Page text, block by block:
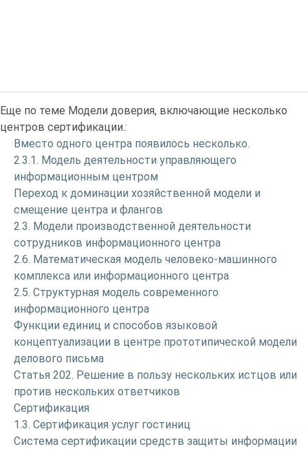
Еще по теме Модели доверия, включающие несколько
центров сертификации.:
Вместо одного центра появилось несколько.
2.3.1. Модель деятельности управляющего
информационным центром
Переход к доминации хозяйственной модели и
смещение центра и флангов
2.3. Модели производственной деятельности
сотрудников информационного центра
2.6. Математическая модель человеко-машинного
комплекса или информационного центра
2.5. Структурная модель современного
информационного центра
Функции единиц и способов языковой
концептуализации в центре прототипической модели
делового письма
Статья 202. Решение в пользу нескольких истцов или
против нескольких ответчиков
Сертификация
1.3. Сертификация услуг гостиниц
Система сертификации средств защиты информации